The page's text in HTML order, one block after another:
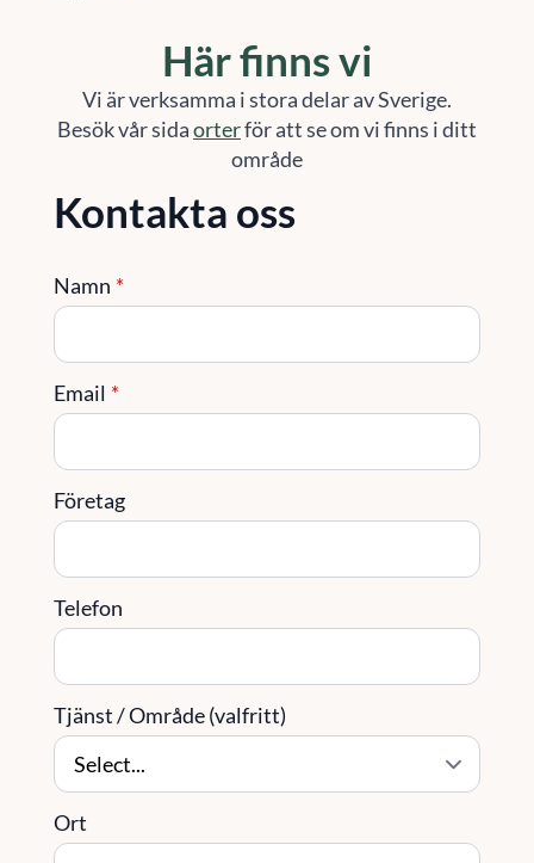
Här finns vi
Vi är verksamma i stora delar av Sverige.
Besök vår sidaorterför att se om vi finns i ditt
område
Kontakta oss
Namn *
Email *
Företag
Telefon
Tjänst / Område (valfritt)
Ort